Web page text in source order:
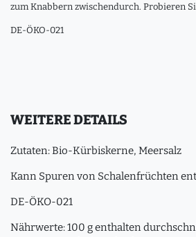
zum Knabbern zwischendurch. Probieren
DE-ÖKO-021
WEITERE DETAILS
Zutaten: Bio-Kürbiskerne, Meersalz
Kann Spuren von Schalenfrüchten
DE-ÖKO-021
Nährwerte: 100 g enthalten